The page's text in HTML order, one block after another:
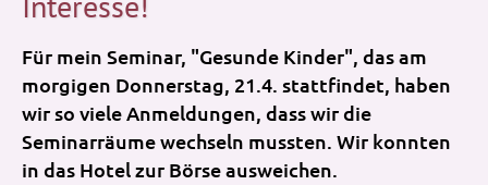
Für mein Seminar, "Gesunde Kinder", das am
morgigen Donnerstag, 21.4. stattfindet, haben
wir so viele Anmeldungen, dass wir die
Seminarräume wechseln mussten. Wir konnten
in das Hotel zur Börse ausweichen.